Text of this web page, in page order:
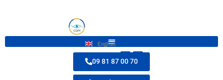
English
09 81 87 00 70